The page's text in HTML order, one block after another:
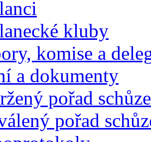
kluby
komise a
a dokumenty
pořad schůze
pořad